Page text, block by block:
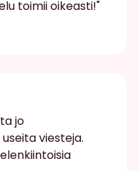
toimii oikeasti!"
jo
viesteja.